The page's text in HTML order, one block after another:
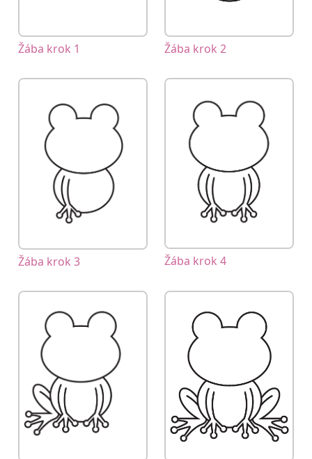
Žába krok 1 Žába krok 2
Žába krok 3 Žába krok 4